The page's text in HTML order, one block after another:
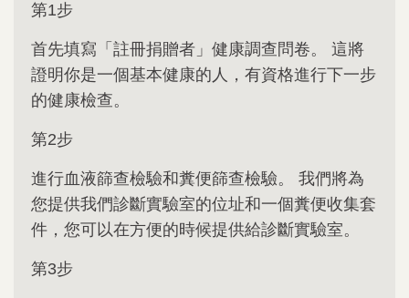
第1步
首先填寫「註冊捐贈者」健康調查問卷。 這將
證明你是一個基本健康的人，有資格進行下一步
的健康檢查。
第2步
進行血液篩查檢驗和糞便篩查檢驗。 我們將為
您提供我們診斷實驗室的位址和一個糞便收集套
件，您可以在方便的時候提供給診斷實驗室。
第3步